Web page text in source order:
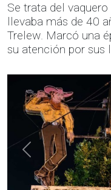
Se trata del
llevaba más de 40
Trelew. Marcó una
su atención por sus
Anterior